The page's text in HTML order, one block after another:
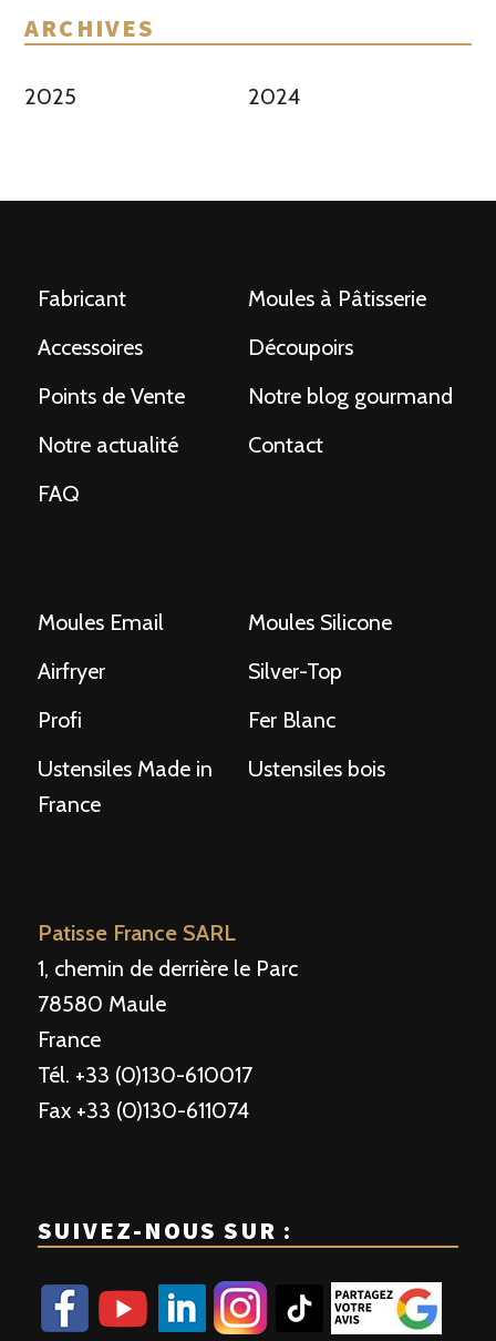
ARCHIVES
2025 2024
Fabricant
Moules à Pâtisserie
Accessoires
Découpoirs
Points de Vente
Notre blog gourmand
Notre actualité
Contact
FAQ
Moules Email
Moules Silicone
Airfryer
Silver-Top
Profi
Fer Blanc
Ustensiles Made in
France
Ustensiles bois
Patisse France SARL
1, chemin de derrière le Parc
78580 Maule
France
Tél. +33 (0)130-610017
Fax +33 (0)130-611074
SUIVEZ-NOUS SUR :